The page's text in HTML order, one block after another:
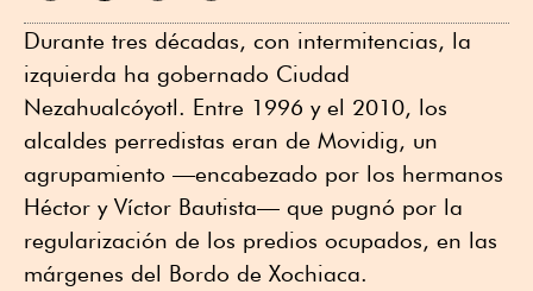
Durante tres décadas, con intermitencias, la
izquierda ha gobernado Ciudad
Nezahualcóyotl. Entre 1996 y el 2010, los
alcaldes perredistas eran de Movidig, un
agrupamiento —encabezado por los hermanos
Héctor y Víctor Bautista— que pugnó por la
regularización de los predios ocupados, en las
márgenes del Bordo de Xochiaca.